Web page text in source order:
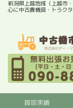
新潟県上越地域（上越市
心に中古農機具・トラク
買取実績